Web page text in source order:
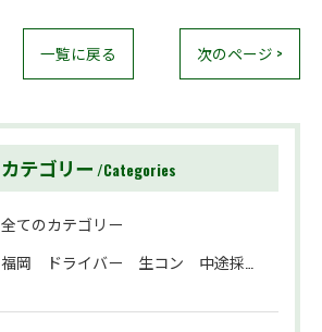
一覧に戻る 次のページ >
カテゴリー Categories
全てのカテゴリー
福岡 ドライバー 生コン 中途採用 募集